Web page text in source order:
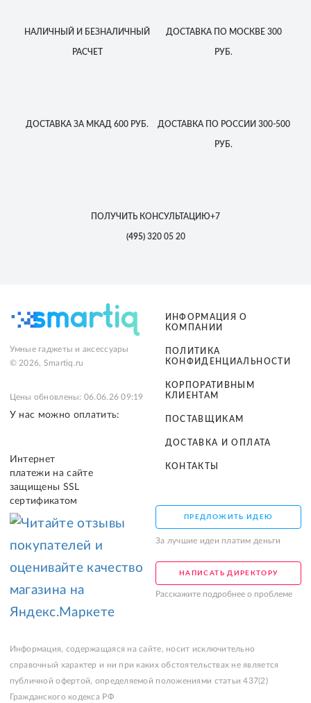
НАЛИЧНЫЙ И БЕЗНАЛИЧНЫЙ
РАСЧЕТ
ДОСТАВКАПО МОСКВЕ 300
РУБ.
ДОСТАВКА ЗА МКАД 600 РУБ. ДОСТАВКАПО РОССИИ 300-500
РУБ.
ПОЛУЧИТЬ КОНСУЛЬТАЦИЮ+7
(495)320 05 20
Умные гаджеты и аксессуары
© 2026, Smartiq.ru
Цены обновлены: 06.06.26 09:19
У нас можно оплатить:
Интернет
платежи на сайте
защищены SSL
сертификатом
ИНФОРМАЦИЯ О
КОМПАНИИ
ПОЛИТИКА
КОНФИДЕНЦИАЛЬНОСТИ
КОРПОРАТИВНЫМ
КЛИЕНТАМ
ПОСТАВЩИКАМ
ДОСТАВКА И ОПЛАТА
КОНТАКТЫ
ПРЕДЛОЖИТЬ ИДЕЮ
За лучшие идеи платим деньги
НАПИСАТЬ ДИРЕКТОРУ
Расскажите подробнее о проблеме
Информация, содержащаяся на сайте, носит исключительно
справочный характер и ни при каких обстоятельствах не является
публичной офертой, определяемой положениями статьи 437(2)
Гражданского кодекса РФ